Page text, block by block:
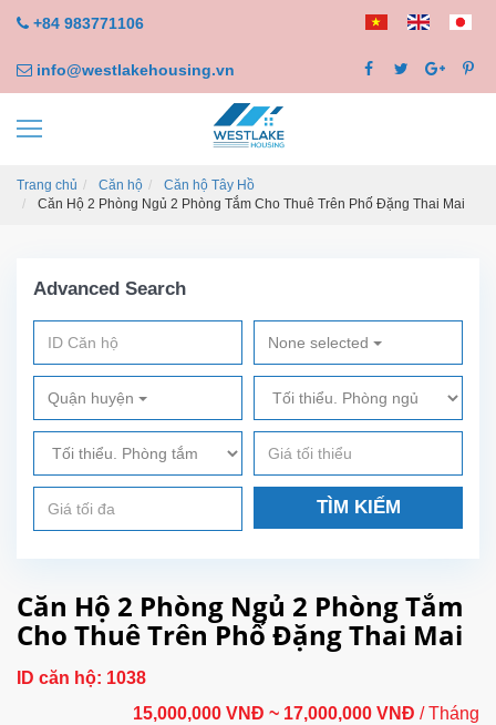
+84 983771106
info@westlakehousing.vn
Trang chủ Căn hộ
Căn hộ Tây Hồ
Căn Hộ 2 Phòng Ngủ 2 Phòng Tắm Cho Thuê Trên Phố Đặng Thai Mai
Advanced Search
None selected
Quận huyện
TÌM KIẾM
Căn Hộ 2 Phòng Ngủ 2 Phòng Tắm
Cho Thuê Trên Phố Đặng Thai Mai
ID căn hộ: 1038
15,000,000 VNĐ ~ 17,000,000 VNĐ / Tháng